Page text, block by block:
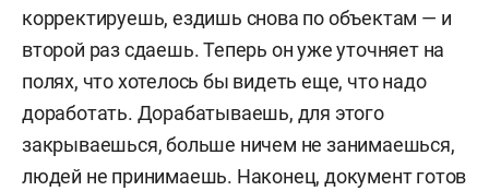
корректируешь, ездишь снова по объектам — и
второй раз сдаешь. Теперь он уже уточняет на
полях, что хотелось бы видеть еще, что надо
доработать. Дорабатываешь, для этого
закрываешься, больше ничем не занимаешься,
людей не принимаешь. Наконец, документ готов